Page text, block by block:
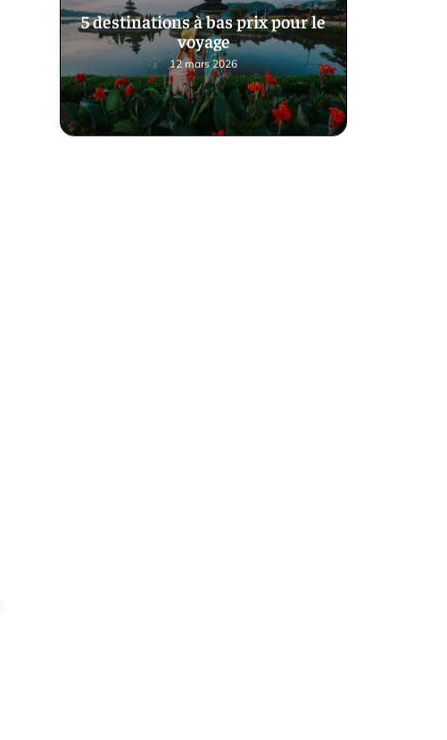
5 destinations à bas prix pour le
voyage
12 mars 2026